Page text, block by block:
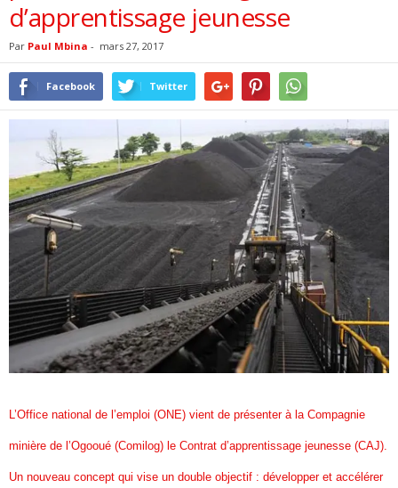
d’apprentissage jeunesse
Par Paul Mbina - mars 27, 2017
Facebook Twitter
L’Office national de l’emploi (ONE) vient de présenter à la Compagnie
minière de l’Ogooué (Comilog) le Contrat d’apprentissage jeunesse (CAJ).
Un nouveau concept qui vise un double objectif : développer et accélérer